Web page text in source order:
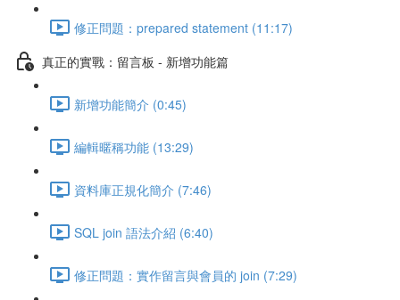
修正問題：prepared statement (11:17)
真正的實戰：留言板 - 新增功能篇
新增功能簡介 (0:45)
編輯暱稱功能 (13:29)
資料庫正規化簡介 (7:46)
SQL join 語法介紹 (6:40)
修正問題：實作留言與會員的 join (7:29)